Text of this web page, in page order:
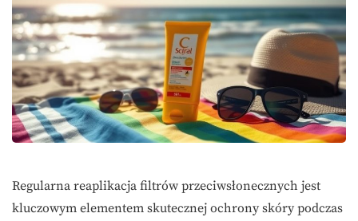
Regularna reaplikacja filtrów przeciwsłonecznych jest
kluczowym elementem skutecznej ochrony skóry podczas